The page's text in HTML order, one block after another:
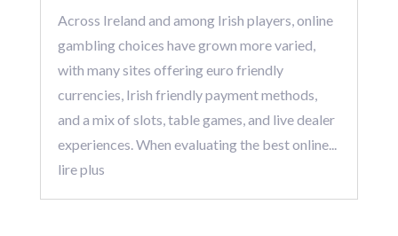
Across Ireland and among Irish players, online
gambling choices have grown more varied,
with many sites offering euro friendly
currencies, Irish friendly payment methods,
and a mix of slots, table games, and live dealer
experiences. When evaluating the best online...
lire plus